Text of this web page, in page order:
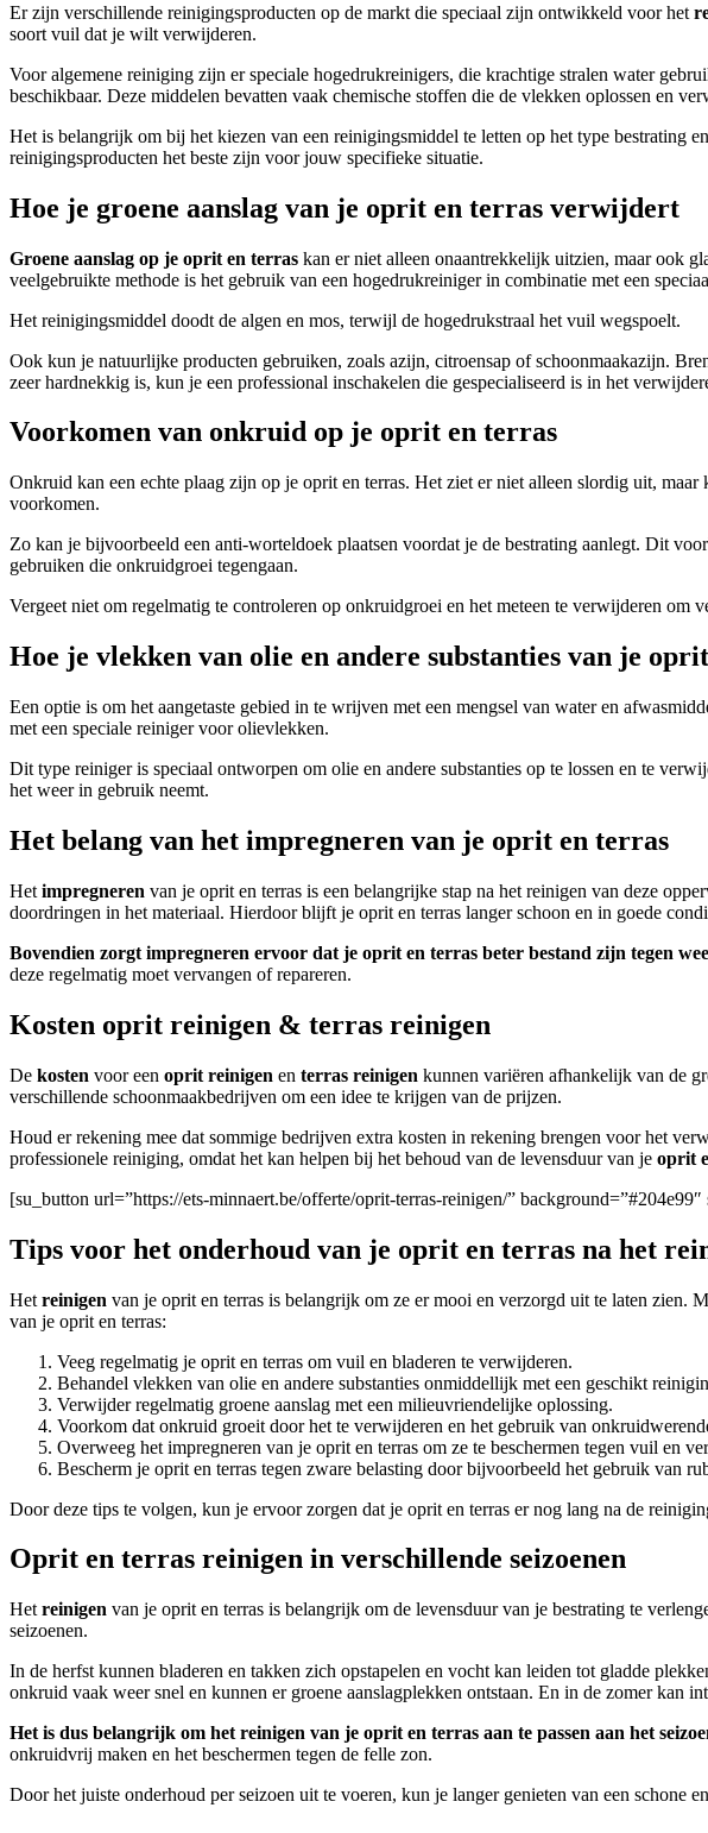
Er zijn verschillende reinigingsproducten op de markt die speciaal zijn ontwikkeld voor het
soort vuil dat je wilt verwijderen.
Voor algemene reiniging zijn er speciale hogedrukreinigers, die krachtige stralen water
beschikbaar. Deze middelen bevatten vaak chemische stoffen die de vlekken oplossen en
Het is belangrijk om bij het kiezen van een reinigingsmiddel te letten op het type bestrating
reinigingsproducten het beste zijn voor jouw specifieke situatie.
Hoe je groene aanslag van je oprit en terras verwijdert
Groene aanslag op je oprit en terras kan er niet alleen onaantrekkelijk uitzien, maar ook
veelgebruikte methode is het gebruik van een hogedrukreiniger in combinatie met een
Het reinigingsmiddel doodt de algen en mos, terwijl de hogedrukstraal het vuil wegspoelt.
Ook kun je natuurlijke producten gebruiken, zoals azijn, citroensap of schoonmaakazijn.
zeer hardnekkig is, kun je een professional inschakelen die gespecialiseerd is in het
Voorkomen van onkruid op je oprit en terras
Onkruid kan een echte plaag zijn op je oprit en terras. Het ziet er niet alleen slordig uit,
voorkomen.
Zo kan je bijvoorbeeld een anti-worteldoek plaatsen voordat je de bestrating aanlegt. Dit
gebruiken die onkruidgroei tegengaan.
Vergeet niet om regelmatig te controleren op onkruidgroei en het meteen te verwijderen om
Hoe je vlekken van olie en andere substanties van je
Een optie is om het aangetaste gebied in te wrijven met een mengsel van water en
met een speciale reiniger voor olievlekken.
Dit type reiniger is speciaal ontworpen om olie en andere substanties op te lossen en te
het weer in gebruik neemt.
Het belang van het impregneren van je oprit en terras
Het impregneren van je oprit en terras is een belangrijke stap na het reinigen van deze
doordringen in het materiaal. Hierdoor blijft je oprit en terras langer schoon en in goede
Bovendien zorgt impregneren ervoor dat je oprit en terras beter bestand zijn tegen
deze regelmatig moet vervangen of repareren.
Kosten oprit reinigen & terras reinigen
De kosten voor een oprit reinigen en terras reinigen kunnen variëren afhankelijk van de
verschillende schoonmaakbedrijven om een idee te krijgen van de prijzen.
Houd er rekening mee dat sommige bedrijven extra kosten in rekening brengen voor het
professionele reiniging, omdat het kan helpen bij het behoud van de levensduur van je oprit
[su_button url=”https://ets-minnaert.be/offerte/oprit-terras-reinigen/”
Tips voor het onderhoud van je oprit en terras na het
Het reinigen van je oprit en terras is belangrijk om ze er mooi en verzorgd uit te laten zien.
van je oprit en terras:
Veeg regelmatig je oprit en terras om vuil en bladeren te verwijderen.
Behandel vlekken van olie en andere substanties onmiddellijk met een geschikt
Verwijder regelmatig groene aanslag met een milieuvriendelijke oplossing.
Voorkom dat onkruid groeit door het te verwijderen en het gebruik van
Overweeg het impregneren van je oprit en terras om ze te beschermen tegen vuil en
Bescherm je oprit en terras tegen zware belasting door bijvoorbeeld het gebruik van
Door deze tips te volgen, kun je ervoor zorgen dat je oprit en terras er nog lang na de
Oprit en terras reinigen in verschillende seizoenen
Het reinigen van je oprit en terras is belangrijk om de levensduur van je bestrating te
seizoenen.
In de herfst kunnen bladeren en takken zich opstapelen en vocht kan leiden tot gladde
onkruid vaak weer snel en kunnen er groene aanslagplekken ontstaan. En in de zomer kan
Het is dus belangrijk om het reinigen van je oprit en terras aan te passen aan het
onkruidvrij maken en het beschermen tegen de felle zon.
Door het juiste onderhoud per seizoen uit te voeren, kun je langer genieten van een schone